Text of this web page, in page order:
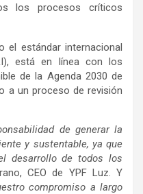
los procesos críticos
el estándar internacional
está en línea con los
de la Agenda 2030 de
a un proceso de revisión
de generar la
y sustentable, ya que
desarrollo de todos los
CEO de YPF Luz. Y
compromiso a largo